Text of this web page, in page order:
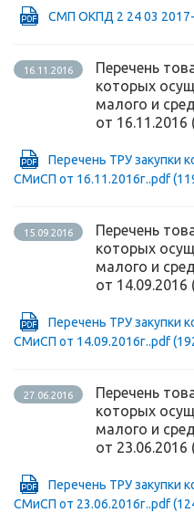
СМП ОКПД 2 24 03
16.11.2016
Перечень
которых
малого и
от 16.11.2016
Перечень ТРУ закупки
СМиСП от 16.11.2016г..pdf
15.09.2016
Перечень
которых
малого и
от 14.09.2016
Перечень ТРУ закупки
СМиСП от 14.09.2016г..pdf
27.06.2016
Перечень
которых
малого и
от 23.06.2016
Перечень ТРУ закупки
СМиСП от 23.06.2016г..pdf